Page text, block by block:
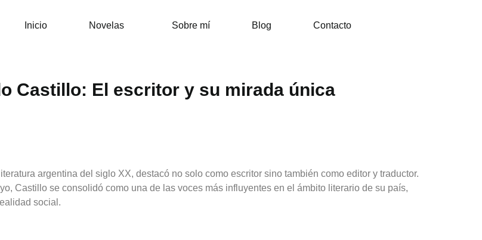
Inicio Novelas Sobre mí Blog Contacto
Castillo: El escritor y su mirada única
argentina del siglo XX, destacó no solo como escritor sino también como editor y traductor.
Castillo se consolidó como una de las voces más influyentes en el ámbito literario de su país,
social.